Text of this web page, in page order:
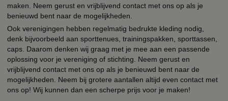
maken. Neem gerust en vrijblijvend contact met ons op als je
benieuwd bent naar de mogelijkheden.
Ook verenigingen hebben regelmatig bedrukte kleding nodig,
denk bijvoorbeeld aan sporttenues, trainingspakken, sporttassen,
caps. Daarom denken wij graag met je mee aan een passende
oplossing voor je vereniging of stichting. Neem gerust en
vrijblijvend contact met ons op als je benieuwd bent naar de
mogelijkheden. Neem bij grotere aantallen altijd even contact met
ons op! Wij kunnen dan een scherpe prijs voor je maken!